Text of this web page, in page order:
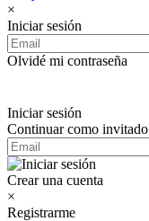
×
Iniciar sesión
Olvidé mi contraseña
Iniciar sesión
Continuar como invitado
Crear una cuenta
×
Registrarme